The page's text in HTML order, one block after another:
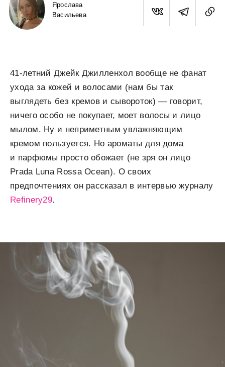
Ярослава
Васильева
41-летний Джейк Джилленхол вообще не фанат
ухода за кожей и волосами (нам бы так
выглядеть без кремов и сывороток) — говорит,
ничего особо не покупает, моет волосы и лицо
мылом. Ну и неприметным увлажняющим
кремом пользуется. Но ароматы для дома
и парфюмы просто обожает (не зря он лицо
Prada Luna Rossa Ocean). О своих
предпочтениях он рассказал в интервью журналу
Refinery29.